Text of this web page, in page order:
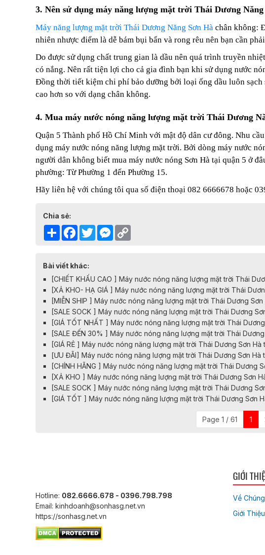
3. Nên sử dụng máy năng lượng mặt trời Thái Dương
Máy năng lượng mặt trời Thái Dương Năng Sơn Hà chân không:
nhiên nhược điểm là dễ bám bụi bẩn và rong rêu nên bạn cần
Do được sử dụng chất trung gian là dầu nên quá trình truyền
có nắng. Nên rất tiện lợi cho cả gia đình bạn khi sử dụng nước
Đồng thời tiết kiệm chi phí bảo dưỡng bởi loại ống dầu luôn
cao hơn so với dạng chân không.
4. Mua máy nước nóng năng lượng mặt trời Thái Dương
Quận 5 Thành phố Hồ Chí Minh với mật độ dân cư đông. Nhu
dụng máy nước nóng năng lượng mặt trời. Bởi dòng máy nước
người dân không biết mua máy nước nóng Sơn Hà tại quận 5 ở
phường: Từ Phường 1 đến Phường 15.
Hãy liên hệ với chúng tôi qua số điện thoại 082 6666678 hoặc
Chia sẻ:
Share Facebook
TwitterMessenger
Bài viết khác:
[CHIẾT KHẤU CAO ] Máy nước nóng năng lượng mặt trời Thái
[XẢ KHO- HẠ GIÁ ] Máy nước nóng năng lượng mặt trời Thái
[MIỄN SHIP ] Máy nước nóng năng lượng mặt trời Thái Dương
[SALE SOCK ] Máy nước nóng năng lượng mặt trời Thái Dương
[GIÁ TỐT NHẤT ] Máy nước nóng năng lượng mặt trời Thái
[SALE ĐẾN 30% ] Máy nước nóng năng lượng mặt trời Thái
[GIÁ RẺ ] Máy nước nóng năng lượng mặt trời Thái Dương Sơn
[ƯU ĐÃI] Máy nước nóng năng lượng mặt trời Thái Dương Sơn
[CHÍNH HÃNG ] Máy nước nóng năng lượng mặt trời Thái Dương
[XẢ KHO ] Máy nước nóng năng lượng mặt trời Thái Dương Sơn
[SALE SOCK ] Máy nước nóng năng lượng mặt trời Thái Dương
[GIÁ TỐT ] Máy nước nóng năng lượng mặt trời Thái Dương Sơn
Page 1 / 61 1
Hotline: 082.6666.678 - 0396.798.798
Email: kinhdoanh@sonhasg.net.vn
https://sonhasg.net.vn
GIỚI
Về
Giới